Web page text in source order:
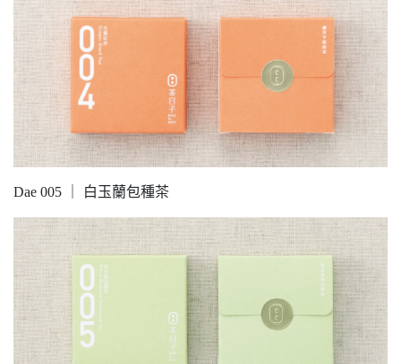
Dae 005 ｜ 白玉蘭包種茶